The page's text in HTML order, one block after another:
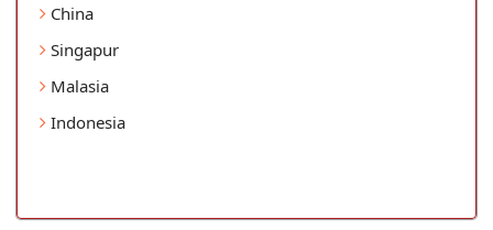
China
Singapur
Malasia
Indonesia